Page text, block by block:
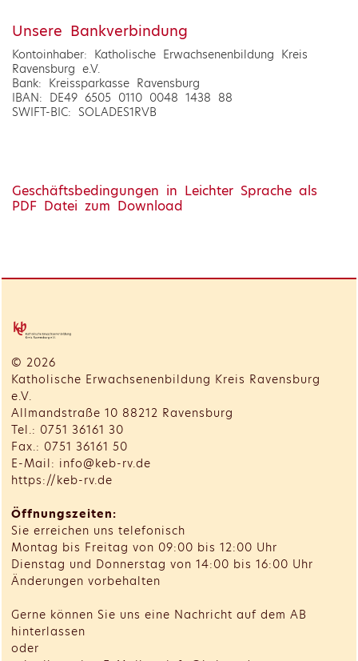
Unsere Bankverbindung
Kontoinhaber: Katholische Erwachsenenbildung Kreis
Ravensburg e.V.
Bank: Kreissparkasse Ravensburg
IBAN: DE49 6505 0110 0048 1438 88
SWIFT-BIC: SOLADES1RVB
Geschäftsbedingungen in Leichter Sprache als
PDF Datei zum Download
© 2026
Katholische Erwachsenenbildung Kreis Ravensburg
e.V.
Allmandstraße 10 88212 Ravensburg
Tel.: 0751 36161 30
Fax.: 0751 36161 50
E-Mail: info@keb-rv.de
https://keb-rv.de
Öffnungszeiten:
Sie erreichen uns telefonisch
Montag bis Freitag von 09:00 bis 12:00 Uhr
Dienstag und Donnerstag von 14:00 bis 16:00 Uhr
Änderungen vorbehalten
Gerne können Sie uns eine Nachricht auf dem AB
hinterlassen
oder